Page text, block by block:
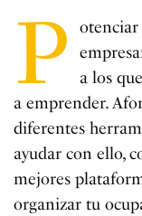
P
a los
a emprender.
diferentes
ayudar con ello,
mejores
organizar tu